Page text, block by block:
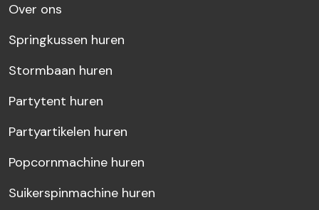
Over ons
Springkussen huren
Stormbaan huren
Partytent huren
Partyartikelen huren
Popcornmachine huren
Suikerspinmachine huren